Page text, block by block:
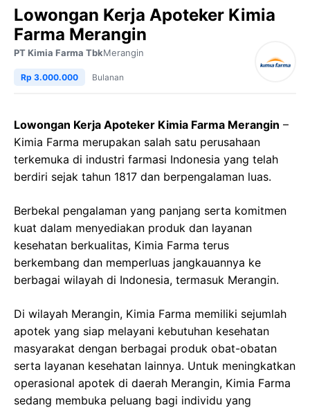
Lowongan Kerja Apoteker Kimia
Farma Merangin
PT Kimia Farma TbkMerangin
Rp 3.000.000 Bulanan
Lowongan Kerja Apoteker Kimia Farma Merangin –
Kimia Farma merupakan salah satu perusahaan
terkemuka di industri farmasi Indonesia yang telah
berdiri sejak tahun 1817 dan berpengalaman luas.
Berbekal pengalaman yang panjang serta komitmen
kuat dalam menyediakan produk dan layanan
kesehatan berkualitas, Kimia Farma terus
berkembang dan memperluas jangkauannya ke
berbagai wilayah di Indonesia, termasuk Merangin.
Di wilayah Merangin, Kimia Farma memiliki sejumlah
apotek yang siap melayani kebutuhan kesehatan
masyarakat dengan berbagai produk obat-obatan
serta layanan kesehatan lainnya. Untuk meningkatkan
operasional apotek di daerah Merangin, Kimia Farma
sedang membuka peluang bagi individu yang